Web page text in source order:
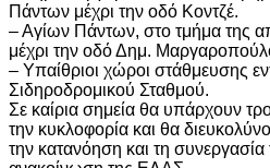
Πάντων μέχρι την οδό Κοντζέ.
– Αγίων Πάντων, στο τμήμα της
μέχρι την οδό Δημ.
– Υπαίθριοι χώροι στάθμευσης
Σιδηροδρομικού Σταθμού.
Σε καίρια σημεία θα υπάρχουν
την κυκλοφορία και θα
την κατανόηση και τη